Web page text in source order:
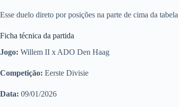
Esse duelo direto por posições na parte de cima da
Ficha técnica da partida
Jogo: Willem II x ADO Den Haag
Competição: Eerste Divisie
Data: 09/01/2026